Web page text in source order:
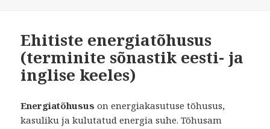
Ehitiste energiatõhusus
(terminite sõnastik eesti- ja
inglise keeles)
Energiatõhusus on energiakasutuse tõhusus,
kasuliku ja kulutatud energia suhe. Tõhusam